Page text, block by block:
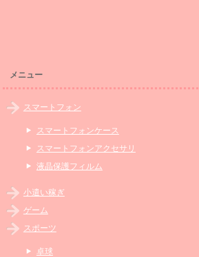
メニュー
スマートフォン
スマートフォンケース
スマートフォンアクセサリ
液晶保護フィルム
小遣い稼ぎ
ゲーム
スポーツ
卓球